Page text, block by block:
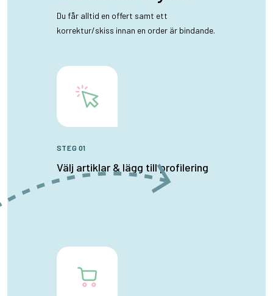
Du får alltid en offert samt ett
korrektur/skiss innan en order är bindande.
STEG 01
Välj artiklar & lägg till profilering